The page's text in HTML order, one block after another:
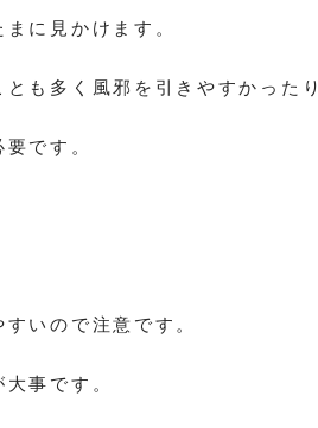
に見かけます。
も多く風邪を引きやすかったり
です。
いので注意です。
事です。